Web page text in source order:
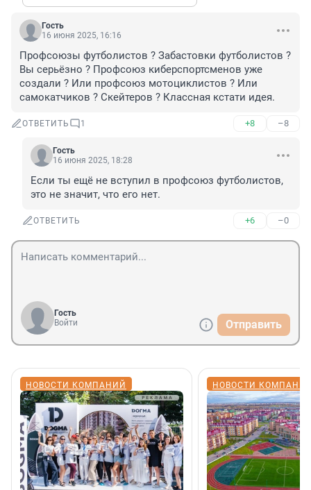
Гость
16 июня 2025, 16:16
Профсоюзы футболистов ? Забастовки футболистов ?
Вы серьёзно ? Профсоюз киберспортсменов уже
создали ? Или профсоюз мотоциклистов ? Или
самокатчиков ? Скейтеров ? Классная кстати идея.
ОТВЕТИТЬ 1 +8 –8
Гость
16 июня 2025, 18:28
Если ты ещё не вступил в профсоюз футболистов,
это не значит, что его нет.
ОТВЕТИТЬ +6 –0
Гость
Войти
Отправить
НОВОСТИ КОМПАНИЙ НОВОСТИ